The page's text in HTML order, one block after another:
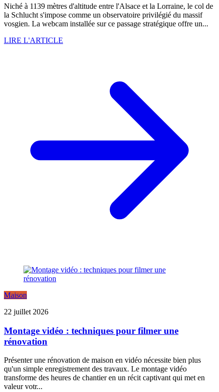
Niché à 1139 mètres d'altitude entre l'Alsace et la Lorraine, le col de
la Schlucht s'impose comme un observatoire privilégié du massif
vosgien. La webcam installée sur ce passage stratégique offre un...
LIRE L'ARTICLE
Maison
22 juillet 2026
Montage vidéo : techniques pour filmer une
rénovation
Présenter une rénovation de maison en vidéo nécessite bien plus
qu'un simple enregistrement des travaux. Le montage vidéo
transforme des heures de chantier en un récit captivant qui met en
valeur votr...